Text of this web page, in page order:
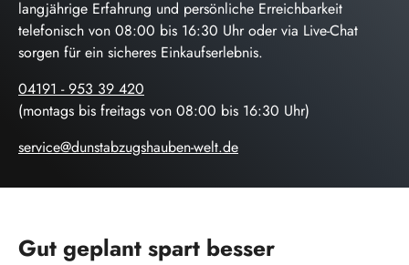
langjährige Erfahrung und persönliche Erreichbarkeit
telefonisch von 08:00 bis 16:30 Uhr oder via Live-Chat
sorgen für ein sicheres Einkaufserlebnis.
04191 - 953 39 420
(montags bis freitags von 08:00 bis 16:30 Uhr)
service@dunstabzugshauben-welt.de
Gut geplant spart besser